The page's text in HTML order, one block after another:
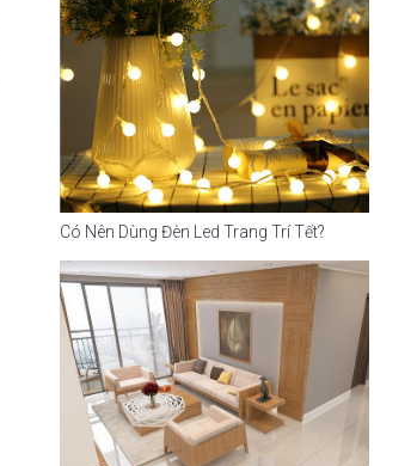
Có Nên Dùng Đèn Led Trang Trí Tết?